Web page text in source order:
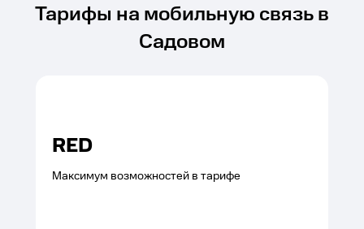
Тарифы на мобильную связь в
Садовом
RED
Максимум возможностей в тарифе